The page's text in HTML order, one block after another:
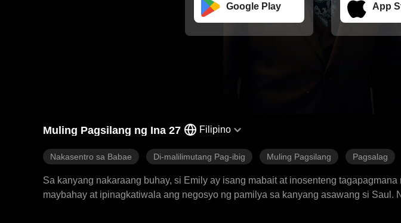
Google Play App
Muling Pagsilang ng Ina 27 Filipino
Nakasentro sa Babae Di-malilimutang Pag-ibig Muling Pagsilang Pagsalag
Sa kanyang nakaraang buhay, si Emily ay isang mabait at inosenteng
maybahay at ipinagkatiwala ang negosyo ng pamilya sa kanyang asawang si Saul.